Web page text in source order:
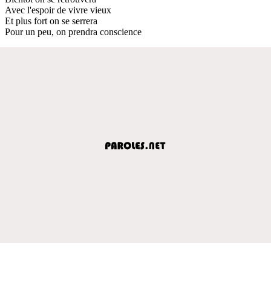
Avec l'espoir de vivre vieux
Et plus fort on se serrera
Pour un peu, on prendra conscience